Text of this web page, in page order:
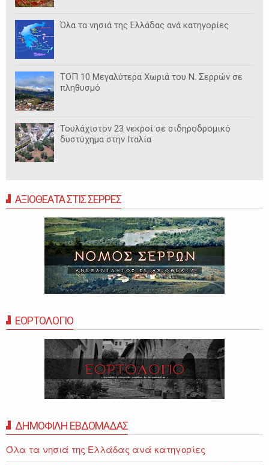
Όλα τα νησιά της Ελλάδας ανά κατηγορίες
ΤΟΠ 10 Μεγαλύτερα Χωριά του Ν. Σερρών σε
πληθυσμό
Τουλάχιστον 23 νεκροί σε σιδηροδρομικό
δυστύχημα στην Ιταλία
ΑΞΙΟΘΕΑΤΑ ΣΤΙΣ ΣΕΡΡΕΣ
ΕΟΡΤΟΛΟΓΙΟ
ΔΗΜΟΦΙΛΗ ΕΒΔΟΜΑΔΑΣ
Όλα τα νησιά της Ελλάδας ανά κατηγορίες